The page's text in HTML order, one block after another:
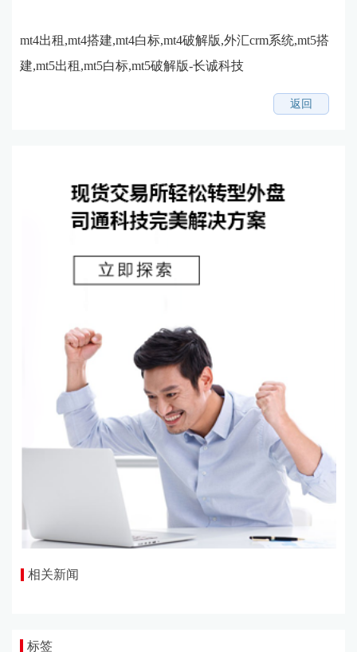
mt4出租,mt4搭建,mt4白标,mt4破解版,外汇crm系统,mt5搭
建,mt5出租,mt5白标,mt5破解版-长诚科技
返回
相关新闻
标签